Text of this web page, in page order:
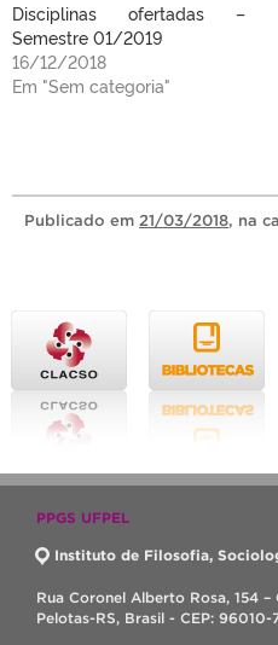
Disciplinas ofertadas –
Semestre 01/2019
16/12/2018
Em "Sem categoria"
Publicado em 21/03/2018, na
PPGS UFPEL
Instituto de Filosofia,
Rua Coronel Alberto Rosa, 154 –
Pelotas-RS, Brasil - CEP: 96010-